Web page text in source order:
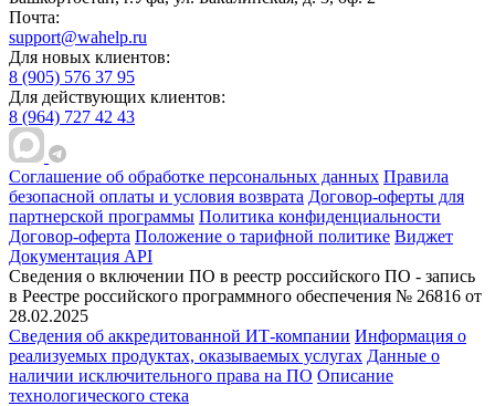
Почта:
support@wahelp.ru
Для новых клиентов:
8 (905) 576 37 95
Для действующих клиентов:
8 (964) 727 42 43
Соглашение об обработке персональных данных Правила
безопасной оплаты и условия возврата Договор-оферты для
партнерской программы Политика конфиденциальности
Договор-оферта Положение о тарифной политике Виджет
Документация API
Сведения о включении ПО в реестр российского ПО - запись
в Реестре российского программного обеспечения № 26816 от
28.02.2025
Сведения об аккредитованной ИТ-компании Информация о
реализуемых продуктах, оказываемых услугах Данные о
наличии исключительного права на ПО Описание
технологического стека